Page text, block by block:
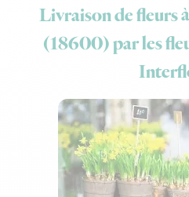
Livraison de fleurs
(18600) par les